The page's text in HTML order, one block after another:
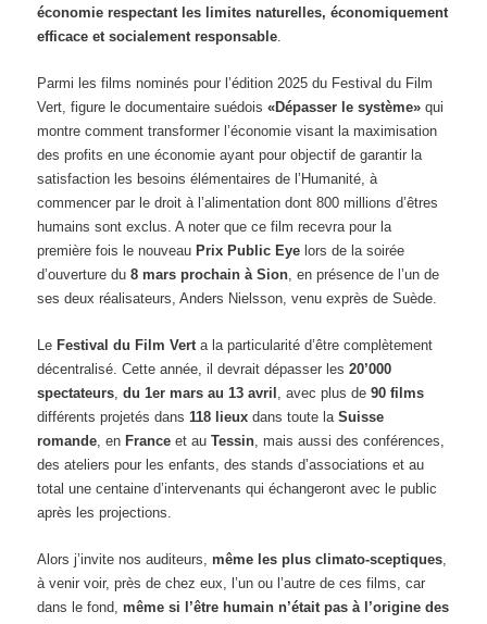
économie respectant les limites naturelles, économiquement
efficace et socialement responsable.
Parmi les films nominés pour l’édition 2025 du Festival du Film
Vert, figure le documentaire suédois«Dépasser le système» qui
montre comment transformer l’économie visant la maximisation
des profits en une économie ayant pour objectif de garantir la
satisfaction les besoins élémentaires de l’Humanité, à
commencer par le droit à l’alimentation dont 800 millions d’êtres
humains sont exclus. A noter que ce film recevra pour la
première fois le nouveau Prix Public Eye lors de la soirée
d’ouverture du8 mars prochain à Sion, en présence de l’un de
ses deux réalisateurs, Anders Nielsson, venu exprès de Suède.
Le Festival du Film Verta la particularité d’être complètement
décentralisé. Cette année, il devrait dépasser les20’000
spectateurs,du 1er mars au 13 avril , avec plus de90 films
différents projetés dans118 lieux dans toute laSuisse
romande, en France et auTessin, mais aussi des conférences,
des ateliers pour les enfants, des stands d’associations et au
total une centaine d’intervenants qui échangeront avec le public
après les projections.
Alors j’invite nos auditeurs,même les plus climato-sceptiques,
à venir voir, près de chez eux, l’un ou l’autre de ces films, car
dans le fond,même si l’être humain n’était pas à l’origine des